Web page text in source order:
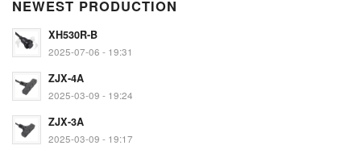
NEWEST PRODUCTION
XH530R-B
2025-07-06 - 19:31
ZJX-4A
2025-03-09 - 19:24
ZJX-3A
2025-03-09 - 19:17